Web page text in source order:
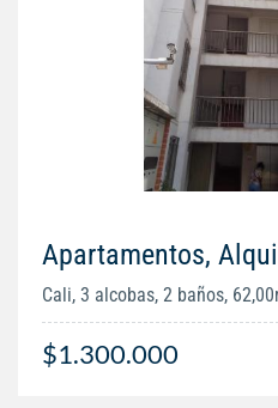
Apartamentos,
Cali, 3 alcobas, 2 baños,
$1.300.000